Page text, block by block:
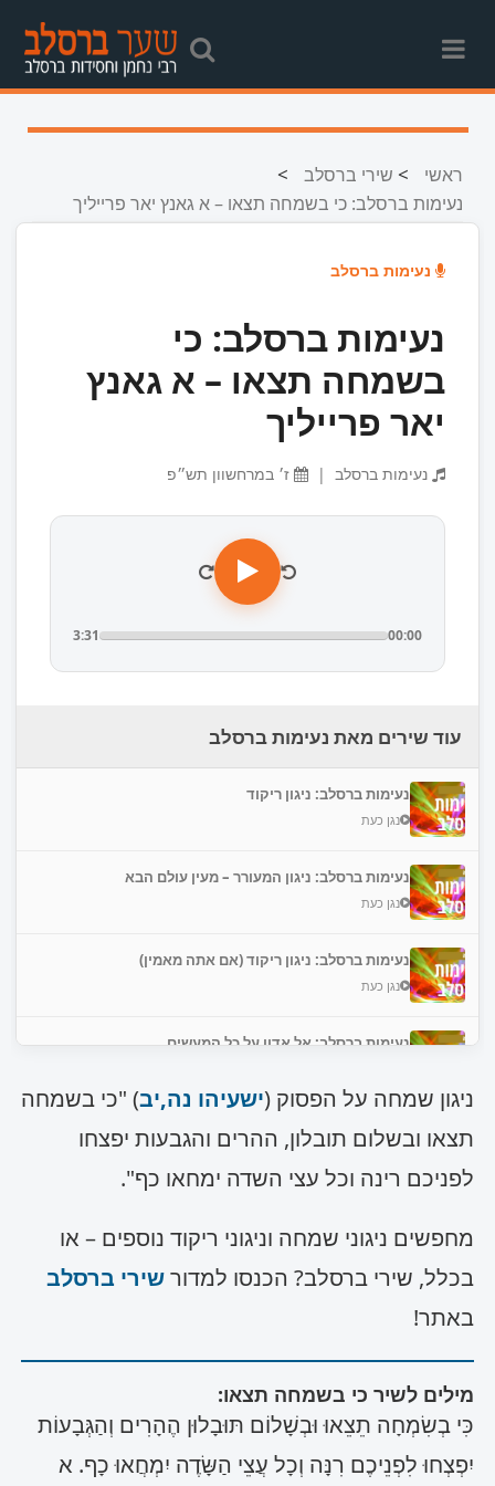
ראשי > שירי ברסלב >
נעימות ברסלב: כי בשמחה תצאו – א גאנץ יאר פרייליך
נעימות ברסלב
נעימות ברסלב: כי
בשמחה תצאו – א גאנץ
יאר פרייליך
נעימות ברסלב | ז׳ במרחשוון תש״פ
00:00
3:31
עוד שירים מאת נעימות ברסלב
נעימות ברסלב: ניגון ריקוד
נגן כעת
נעימות ברסלב: ניגון המעורר – מעין עולם הבא
נגן כעת
נעימות ברסלב: ניגון ריקוד (אם אתה מאמין)
נגן כעת
נעימות ברסלב: אל אדון על כל המעשים
ניגון שמחה
נגן כעת
ניגון שמחה על הפסוק (ישעיהו נה,יב) "כי בשמחה
תצאו ובשלום תובלון, ההרים והגבעות יפצחו
לפניכם רינה וכל עצי השדה ימחאו כף".
מחפשים ניגוני שמחה וניגוני ריקוד נוספים – או
בכלל, שירי ברסלב? הכנסו למדורשירי ברסלב
באתר!
מילים לשיר כי בשמחה תצאו:
כִּי בְשִׂמְחָה תֵצֵאוּ וּבְשָׁלוֹם תּוּבָלוּן הֶהָרִים וְהַגְּבָעוֹת
יִפְצְחוּ לִפְנֵיכֶם רִנָּה וְכָל עֲצֵי הַשָּׂדֶה יִמְחֲאוּ כָף. א